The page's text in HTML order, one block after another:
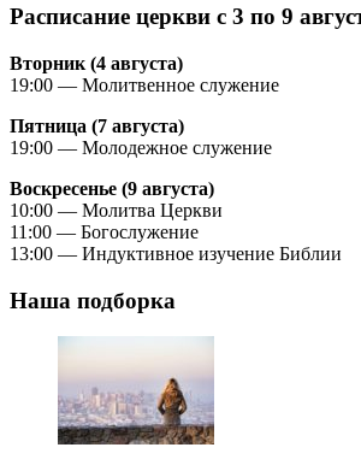
Расписание церкви с 3 по 9
Вторник (4 августа)
19:00 — Молитвенное служение
Пятница (7 августа)
19:00 — Молодежное служение
Воскресенье (9 августа)
10:00 — Молитва Церкви
11:00 — Богослужение
13:00 — Индуктивное изучение Библии
Наша подборка